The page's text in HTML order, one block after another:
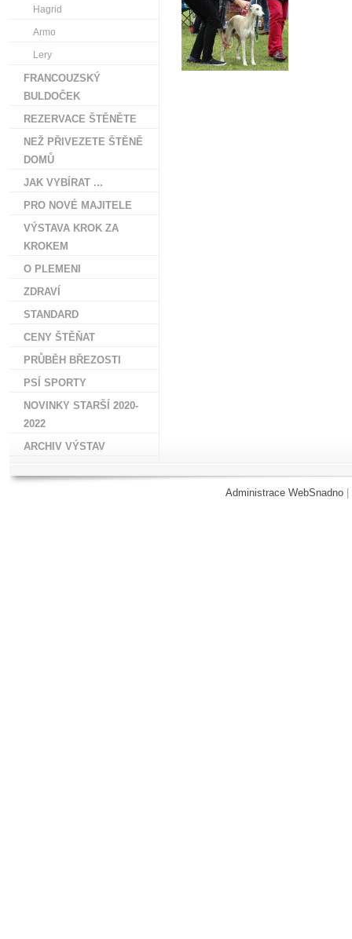
Hagrid
Armo
Lery
FRANCOUZSKÝ
BULDOČEK
REZERVACE ŠTĚNĚTE
NEŽ PŘIVEZETE ŠTĚNĚ
DOMŮ
JAK VYBÍRAT ...
PRO NOVÉ MAJITELE
VÝSTAVA KROK ZA
KROKEM
O PLEMENI
ZDRAVÍ
STANDARD
CENY ŠTĚŇAT
PRŮBĚH BŘEZOSTI
PSÍ SPORTY
NOVINKY STARŠÍ 2020-
2022
ARCHIV VÝSTAV
Administrace WebSnadno|